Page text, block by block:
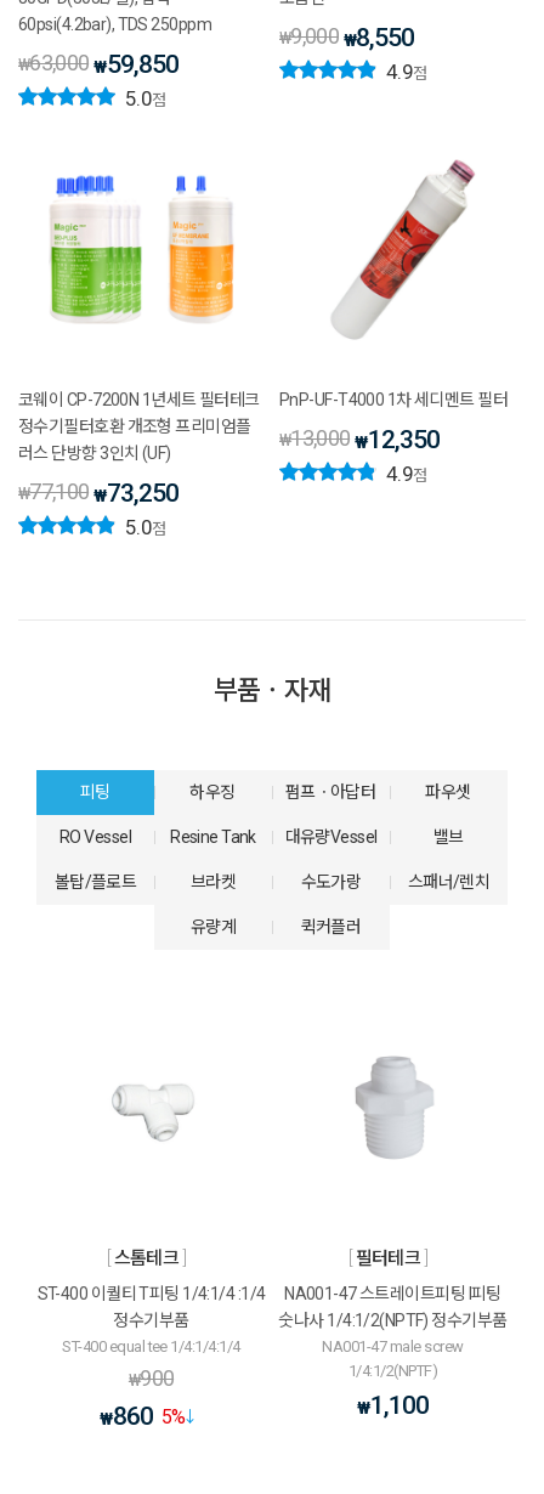
60psi(4.2bar), TDS 250ppm
₩63,000 ₩59,850
5.0점
₩9,000 ₩8,550
4.9점
코웨이 CP-7200N 1년세트 필터테크
정수기필터호환 개조형 프리미엄플
러스 단방향 3인치 (UF)
₩77,100 ₩73,250
5.0점
PnP-UF-T4000 1차 세디멘트 필터
₩13,000 ₩12,350
4.9점
부품ㆍ자재
피팅 하우징 펌프ㆍ아답터 파우셋
RO Vessel Resine Tank 대유량Vessel 밸브
볼탑/플로트 브라켓 수도가랑 스패너/렌치
유량계 퀵커플러
스톰테크
ST-400 이퀄티 T피팅 1/4:1/4 :1/4
정수기부품
ST-400 equal tee 1/4:1/4:1/4
₩900
₩860 5%
필터테크
NA001-47 스트레이트피팅 I피팅
숫나사 1/4:1/2(NPTF) 정수기부품
NA001-47 male screw
1/4:1/2(NPTF)
₩1,100